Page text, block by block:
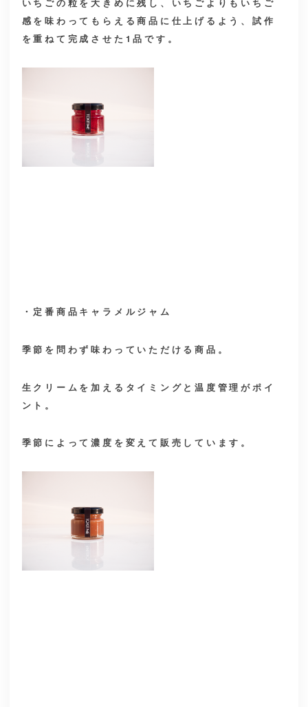
いちごの粒を大きめに残し、いちごよりもいちご
感を味わってもらえる商品に仕上げるよう、試作
を重ねて完成させた1品です。
・定番商品キャラメルジャム
季節を問わず味わっていただける商品。
生クリームを加えるタイミングと温度管理がポイ
ント。
季節によって濃度を変えて販売しています。